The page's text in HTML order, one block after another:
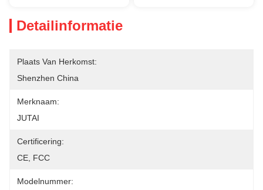
Detailinformatie
Plaats Van Herkomst:
Shenzhen China
Merknaam:
JUTAI
Certificering:
CE, FCC
Modelnummer: